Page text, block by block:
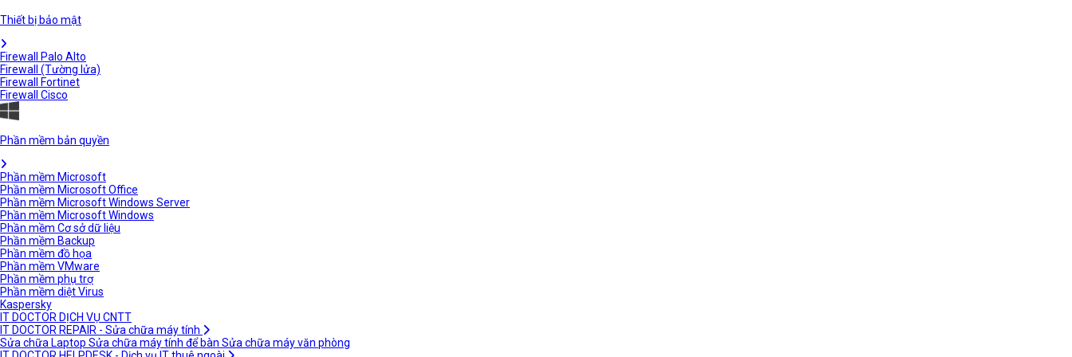
Thiết bị bảo mật
Firewall Palo Alto
Firewall (Tường lửa)
Firewall Fortinet
Firewall Cisco
Phần mềm bản quyền
Phần mềm Microsoft
Phần mềm Microsoft Office
Phần mềm Microsoft Windows Server
Phần mềm Microsoft Windows
Phần mềm Cơ sở dữ liệu
Phần mềm Backup
Phần mềm đồ họa
Phần mềm VMware
Phần mềm phụ trợ
Phần mềm diệt Virus
Kaspersky
IT DOCTOR DỊCH VỤ CNTT
IT DOCTOR REPAIR - Sửa chữa máy tính
Sửa chữa Laptop Sửa chữa máy tính để bàn Sửa chữa máy văn phòng